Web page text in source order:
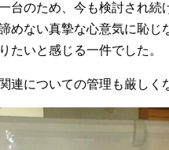
台のため、今も検討され続
めない真摯な心意気に恥じ
たいと感じる一件でした。
連についての管理も厳しく